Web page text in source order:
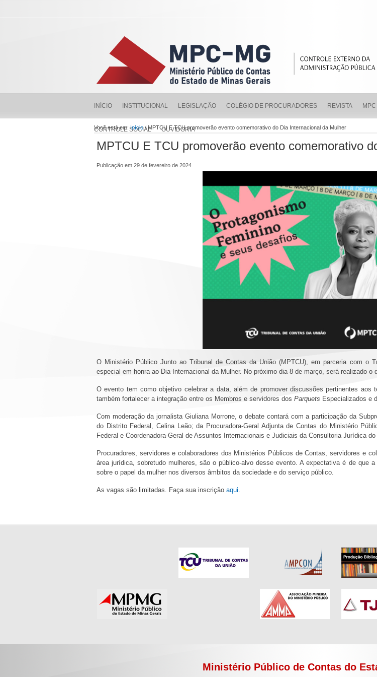
INÍCIO INSTITUCIONAL LEGISLAÇÃO COLÉGIO DE PROCURADORES REVISTA
CONTROLE SOCIAL OUVIDORIA
Você está em:Início/ MPTCU E TCU promoverão evento comemorativo do Dia Internacional da Mulher
MPTCU E TCU promoverão evento comemorativo
Publicação em 29 de fevereiro de 2024
O Ministério Público Junto ao Tribunal de Contas da União (MPTCU), em parceria com o
especial em honra ao Dia Internacional da Mulher. No próximo dia 8 de março, será realizado o
O evento tem como objetivo celebrar a data, além de promover discussões pertinentes
também fortalecer a integração entre os Membros e servidores dos Parquets Especializados e
Com moderação da jornalista Giuliana Morrone, o debate contará com a participação da
do Distrito Federal, Celina Leão; da Procuradora-Geral Adjunta de Contas do Ministério
Federal e Coordenadora-Geral de Assuntos Internacionais e Judiciais da Consultoria Jurídica
Procuradores, servidores e colaboradores dos Ministérios Públicos de Contas, servidores e
área jurídica, sobretudo mulheres, são o público-alvo desse evento. A expectativa é de que
sobre o papel da mulher nos diversos âmbitos da sociedade e do serviço público.
As vagas são limitadas. Faça sua inscrição aqui.
Ministério Público de Contas do